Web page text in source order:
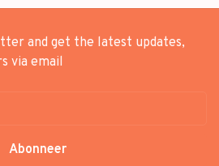
and get the latest updates,
via email
Abonneer